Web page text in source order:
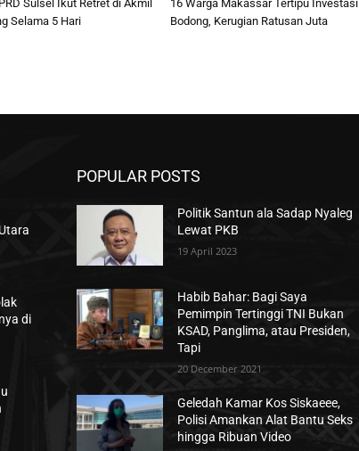
Sulsel Ikut Retret di Akmil
Selama 5 Hari
16 Warga Makassar Tertipu Investasi
Bodong, Kerugian Ratusan Juta
di
POPULAR POSTS
Politik Santun ala Sadap Nyaleg
Lewat PKB
19 April 2023
Habib Bahar: Bagi Saya
Pemimpin Tertinggi TNI Bukan
KSAD, Panglima, atau Presiden,
Tapi
20 December 2021
Geledah Kamar Kos Siskaeee,
Polisi Amankan Alat Bantu Seks
hingga Ribuan Video